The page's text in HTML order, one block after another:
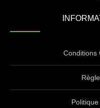
Conditions